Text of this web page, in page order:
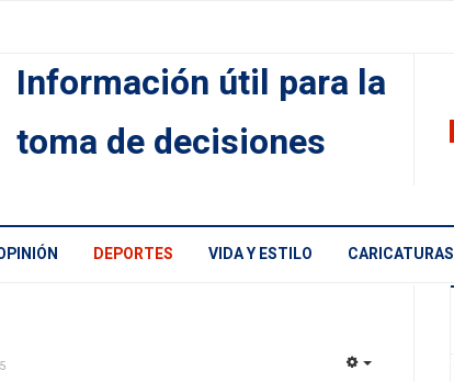
Información útil para la
toma de decisiones
DEPORTES VIDA Y ESTILO CARICATURAS